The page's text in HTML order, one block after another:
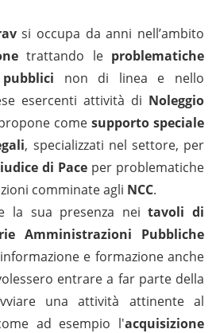
si occupa da anni nell’ambito
trattando le problematiche
non di linea e nello
esercenti attività di Noleggio
come supporto speciale
, specializzati nel settore, per
di Pace per problematiche
comminate agli NCC.
la sua presenza neitavoli di
Amministrazioni Pubbliche
e formazione anche
entrare a far parte della
una attività attinente al
ad esempio l'acquisizione